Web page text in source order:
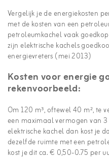
Vergelijk je de energiekosten
met de kosten van een
petroleumkachel vaak
zijn elektrische kachels
energievreters (mei 2013)
Kosten voor energie
rekenvoorbeeld:
Om 120 m³, oftewel 40 m², te
een maximaal vermogen van
elektrische kachel dan kost je
dezelfde ruimte met een
kost je dit ca. € 0,50-0.75 per